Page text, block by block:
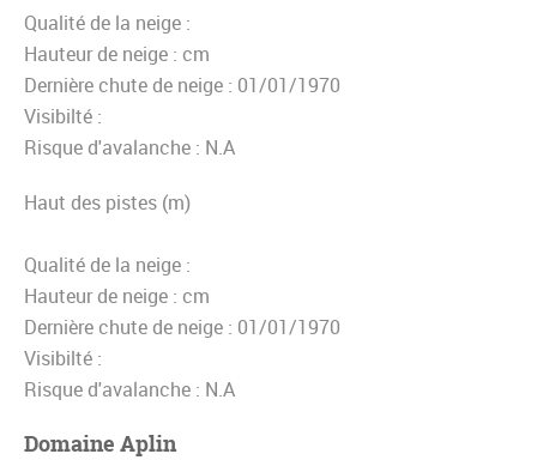
Qualité de la neige :
Hauteur de neige : cm
Dernière chute de neige : 01/01/1970
Visibilté :
Risque d'avalanche : N.A
Haut des pistes (m)
Qualité de la neige :
Hauteur de neige : cm
Dernière chute de neige : 01/01/1970
Visibilté :
Risque d'avalanche : N.A
Domaine Aplin